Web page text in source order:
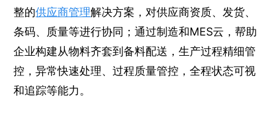
整的供应商管理解决方案，对供应商资质、发货、
条码、质量等进行协同；通过制造和MES云，帮助
企业构建从物料齐套到备料配送，生产过程精细管
控，异常快速处理、过程质量管控，全程状态可视
和追踪等能力。